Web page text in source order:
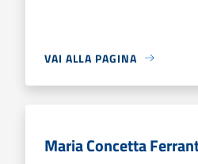
VAI ALLA PAGINA
Maria Concetta